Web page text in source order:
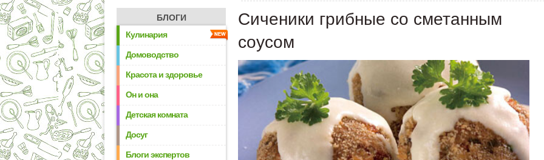
БЛОГИ
Кулинария
Домоводство
Красота и здоровье
Он и она
Детская комната
Досуг
Блоги экспертов
Сиченики грибные со сметанным
соусом